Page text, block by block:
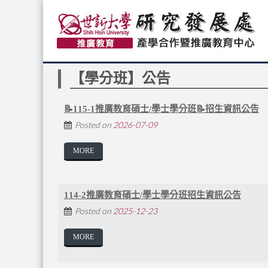
【學分班】公告
📝115-1推廣教育碩士/學士學分班📝招生資訊公告
Posted on 2026-07-09
MORE
114-2推廣教育碩士/學士學分班招生資訊公告
Posted on 2025-12-23
MORE